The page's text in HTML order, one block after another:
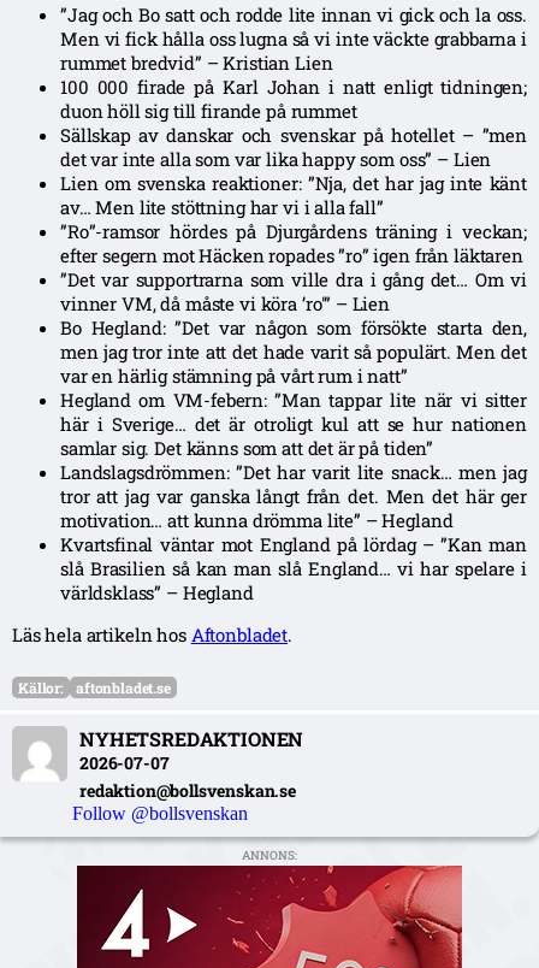
”Jag och Bo satt och rodde lite innan vi gick och la oss.
Men vi fick hålla oss lugna så vi inte väckte grabbarna i
rummet bredvid” – Kristian Lien
100 000 firade på Karl Johan i natt enligt tidningen;
duon höll sig till firande på rummet
Sällskap av danskar och svenskar på hotellet – ”men
det var inte alla som var lika happy som oss” – Lien
Lien om svenska reaktioner: ”Nja, det har jag inte känt
av… Men lite stöttning har vi i alla fall”
”Ro”-ramsor hördes på Djurgårdens träning i veckan;
efter segern mot Häcken ropades ”ro” igen från läktaren
”Det var supportrarna som ville dra i gång det… Om vi
vinner VM, då måste vi köra ’ro'” – Lien
Bo Hegland: ”Det var någon som försökte starta den,
men jag tror inte att det hade varit så populärt. Men det
var en härlig stämning på vårt rum i natt”
Hegland om VM-febern: ”Man tappar lite när vi sitter
här i Sverige… det är otroligt kul att se hur nationen
samlar sig. Det känns som att det är på tiden”
Landslagsdrömmen: ”Det har varit lite snack… men jag
tror att jag var ganska långt från det. Men det här ger
motivation… att kunna drömma lite” – Hegland
Kvartsfinal väntar mot England på lördag – ”Kan man
slå Brasilien så kan man slå England… vi har spelare i
världsklass” – Hegland
Läs hela artikeln hos Aftonbladet.
Källor: aftonbladet.se
NYHETSREDAKTIONEN
2026-07-07
redaktion@bollsvenskan.se
Follow @bollsvenskan
ANNONS: